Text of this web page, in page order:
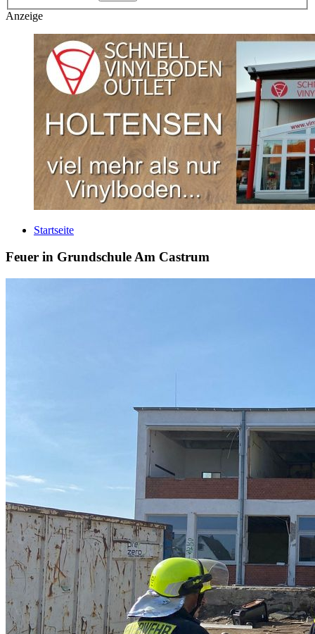
Anzeige
Startseite
Feuer in Grundschule Am Castrum